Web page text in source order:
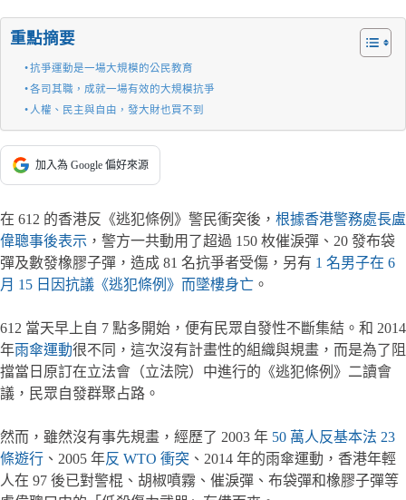
重點摘要
抗爭運動是一場大規模的公民教育
各司其職，成就一場有效的大規模抗爭
人權、民主與自由，發大財也買不到
加入為 Google 偏好來源
在 612 的香港反《逃犯條例》警民衝突後， 根據香港警務處長盧
偉聰事後表示 ，警方一共動用了超過 150 枚催淚彈、20 發布袋
彈及數發橡膠子彈，造成 81 名抗爭者受傷，另有 1 名男子在 6
月 15 日因抗議《逃犯條例》而墜樓身亡 。
612 當天早上自 7 點多開始，便有民眾自發性不斷集結。和 2014
年雨傘運動很不同，這次沒有計畫性的組織與規畫，而是為了阻
擋當日原訂在立法會（立法院）中進行的《逃犯條例》二讀會
議，民眾自發群聚占路。
然而，雖然沒有事先規畫，經歷了 2003 年 50 萬人反基本法 23
條遊行 、2005 年反 WTO 衝突 、2014 年的雨傘運動，香港年輕
人在 97 後已對警棍、胡椒噴霧、催淚彈、布袋彈和橡膠子彈等